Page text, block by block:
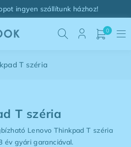
ingyen szállítunk házhoz!
0
T széria
T széria
Lenovo Thinkpad T széria
év gyári garanciával.